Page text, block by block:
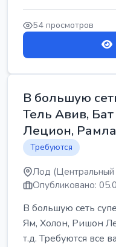
РЕМОНТУ
54 просмотров
В большую
Тель Авив,
Лецион,
Требуются
Лод (Центральный
Опубликовано:
В большую сеть
Ям, Холон, Ришон
т.д. Требуются все